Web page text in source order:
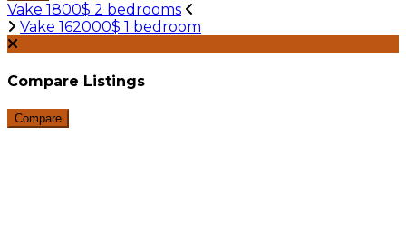
Vake 1800$ 2 bedrooms
Vake 162000$ 1 bedroom
Compare Listings
Compare